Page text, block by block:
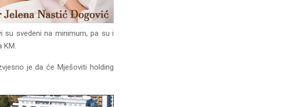
su svedeni na minimum, pa su i
KM.
je da će Mješoviti holding